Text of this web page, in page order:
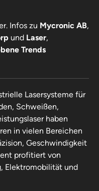
Infos zu Mycronic AB,
und Laser,
Trends
Lasersysteme für
Schweißen,
haben
in vielen Bereichen
Geschwindigkeit
profitiert von
Elektromobilität und